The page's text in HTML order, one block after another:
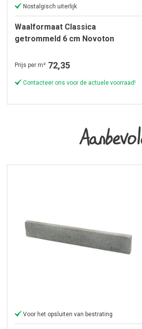
Nostalgisch uiterlijk
Waalformaat Classica
getrommeld 6 cm Novoton
Prijs per m² 72,35
Contacteer ons voor de actuele voorraad!
Voor het opsluiten van bestrating